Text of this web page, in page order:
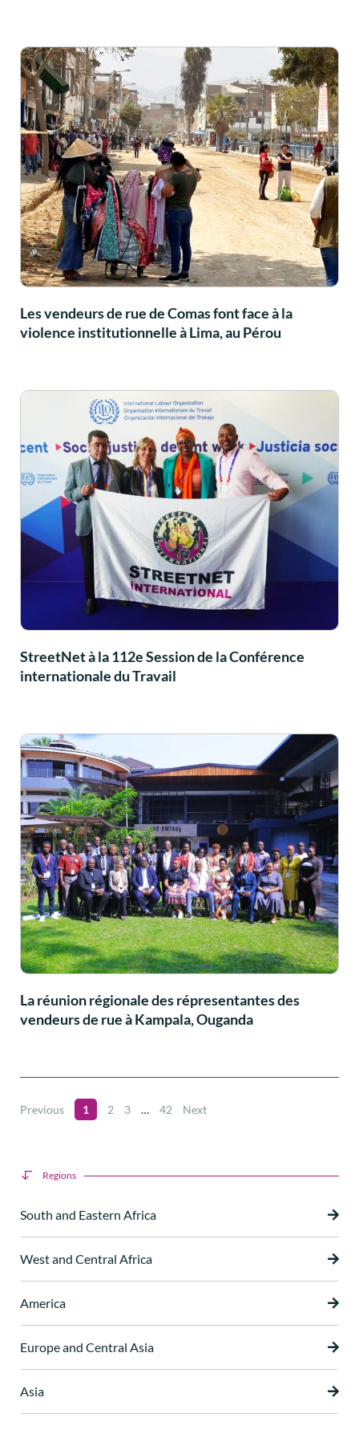
Les vendeurs de rue de Comas font face à la
violence institutionnelle à Lima, au Pérou
StreetNet à la 112e Session de la Conférence
internationale du Travail
La réunion régionale des répresentantes des
vendeurs de rue à Kampala, Ouganda
Previous 1 2 3 … 42 Next
Regions
South and Eastern Africa
West and Central Africa
America
Europe and Central Asia
Asia